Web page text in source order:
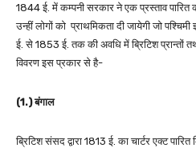
1844 ई. में कम्पनी सरकार ने एक प्रस्ताव पारित
उन्हीं लोगों को प्राथमिकता दी जायेगी जो
ई. से 1853 ई. तक की अवधि में ब्रिटिश प्रान्तों तथा
विवरण इस प्रकार से है-
(1.) बंगाल
ब्रिटिश संसद द्वारा 1813 ई. का चार्टर एक्ट